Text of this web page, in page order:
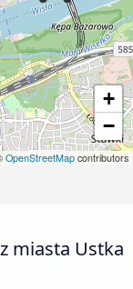
+
−
OpenStreetMapcontributors
miasta Ustka